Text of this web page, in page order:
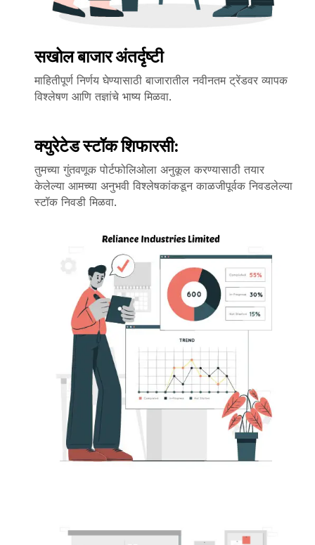
सखोल बाजार अंतर्दृष्टी
माहितीपूर्ण निर्णय घेण्यासाठी बाजारातील नवीनतम ट्रेंडवर व्यापक
विश्लेषण आणि तज्ञांचे भाष्य मिळवा.
क्युरेटेड स्टॉक शिफारसी:
तुमच्या गुंतवणूक पोर्टफोलिओला अनुकूल करण्यासाठी तयार
केलेल्या आमच्या अनुभवी विश्लेषकांकडून काळजीपूर्वक निवडलेल्या
स्टॉक निवडी मिळवा.